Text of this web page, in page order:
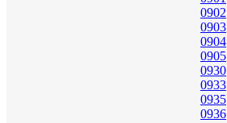
0902
0903
0904
0905
0930
0933
0935
0936